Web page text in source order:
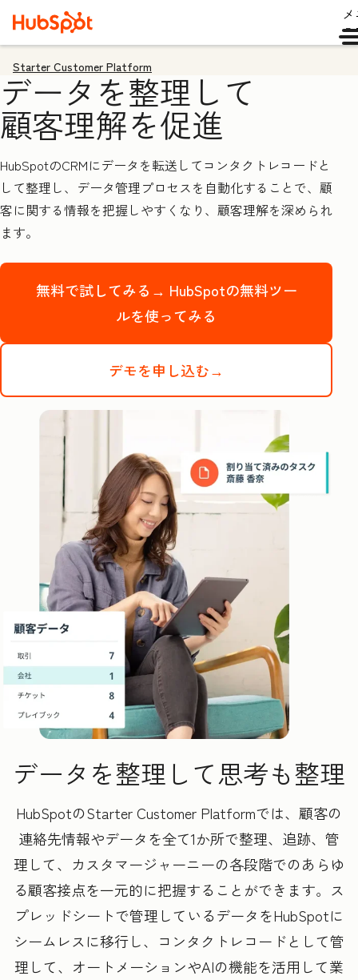
Starter Customer Platform
データを整理して
顧客理解を促進
HubSpotのCRMにデータを転送してコンタクトレコードと
して整理し、データ管理プロセスを自動化することで、顧
客に関する情報を把握しやすくなり、顧客理解を深められ
ます。
無料で試してみる→ HubSpotの無料ツー
ルを使ってみる
デモを申し込む→
データを整理して思考も整理
HubSpotのStarter Customer Platformでは、顧客の
連絡先情報やデータを全て1か所で整理、追跡、管
理して、カスタマージャーニーの各段階でのあらゆ
る顧客接点を一元的に把握することができます。ス
プレッドシートで管理しているデータをHubSpotに
シームレスに移行し、コンタクトレコードとして管
理して、オートメーションやAIの機能を活用して業